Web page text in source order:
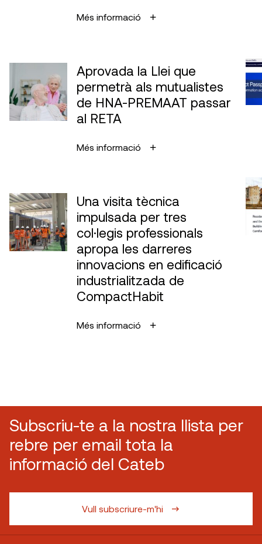
Més informació
Aprovada la Llei que
permetrà als mutualistes
de HNA-PREMAAT passar
al RETA
Més informació
Una visita tècnica
impulsada per tres
col·legis professionals
apropa les darreres
innovacions en edificació
industrialitzada de
CompactHabit
Més informació
Subscriu-te a la nostra llista per
rebre per email tota la
informació del Cateb
Vull subscriure-m'hi